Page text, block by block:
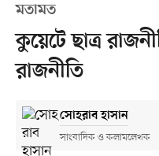
মতামত
কুয়েটে ছাত্র
রাজনীতি
সোহরাব হাসান
সাংবাদিক ও কলামলেখক